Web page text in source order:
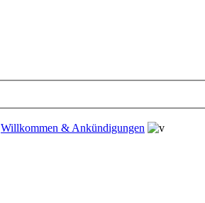
Willkommen & Ankündigungen